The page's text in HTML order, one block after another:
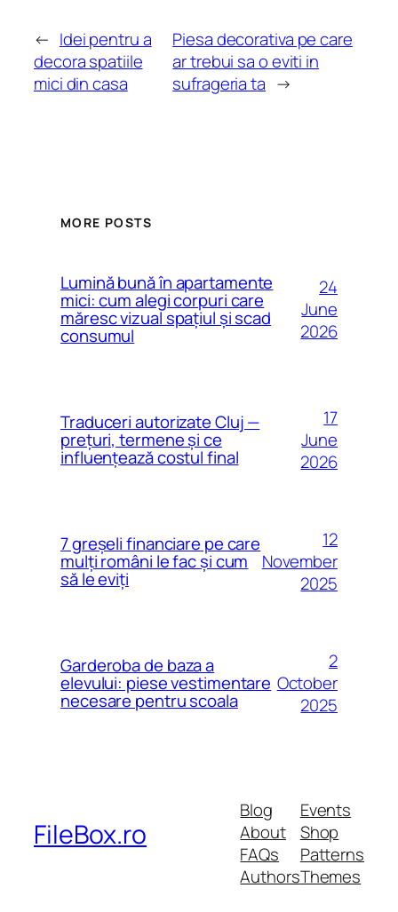
← Idei pentru a
decora spatiile
mici din casa
Piesa decorativa pe care
ar trebui sa o eviti in
sufrageria ta →
MORE POSTS
Lumină bună în apartamente
mici: cum alegi corpuri care
măresc vizual spațiul și scad
consumul
24
June
2026
Traduceri autorizate Cluj —
prețuri, termene și ce
influențează costul final
17
June
2026
7 greșeli financiare pe care
mulți români le fac și cum
să le eviți
12
November
2025
Garderoba de baza a
elevului: piese vestimentare
necesare pentru scoala
2
October
2025
FileBox.ro
Blog
About
FAQs
Authors
Events
Shop
Patterns
Themes